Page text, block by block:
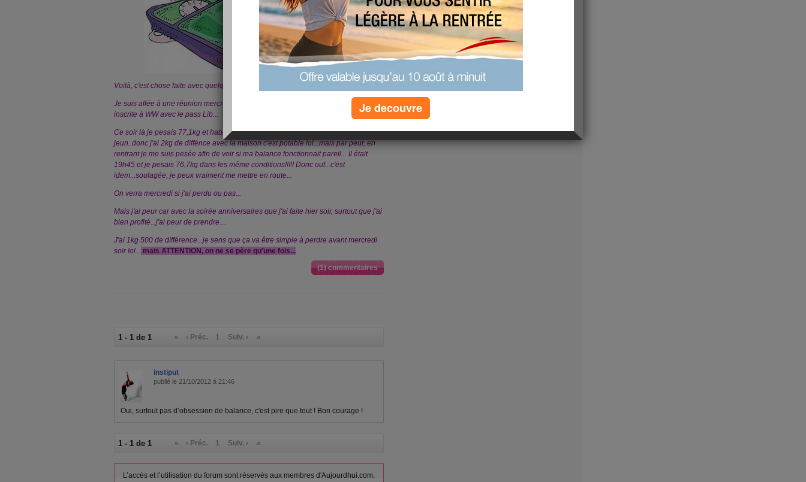
Voilà, c'est chose faite avec quelques réflexion....
Je suis allée à une réunion mercredi 17 au soir à 18h et je me suis finalement
inscrite à WW avec le pass Lib...
Ce soir là je pesais 77,1kg et habillée avec chaussures!!!! le matin, 75kg à
jeun..donc j'ai 2kg de diffénce avec la maison c'est potable lol...mais par peur, en
rentrant je me suis pesée afin de voir si ma balance fonctionnait pareil... Il était
19h45 et je pesais 76,7kg dans les même conditions!!!!! Donc ouf...c'est
idem...soulagée, je peux vraiment me mettre en route...
On verra mercredi si j'ai perdu ou pas...
Mais j'ai peur car avec la soirée anniversaires que j'ai faite hier soir, surtout que j'ai
bien profité...j'ai peur de prendre....
J'ai 1kg 500 de différence...je sens que ça va être simple à perdre avant mercredi
soir lol... mais ATTENTION, on ne se père qu'une fois...
(1) commentaires
1 - 1 de 1 « ‹ Préc. 1 Suiv. › »
instiput
publié le 21/10/2012 à 21:46
Oui, surtout pas d’obsession de balance, c'est pire que tout ! Bon courage !
1 - 1 de 1 « ‹ Préc. 1 Suiv. › »
L’accès et l’utilisation du forum sont réservés aux membres d'Aujourdhui.com.
Je decouvre